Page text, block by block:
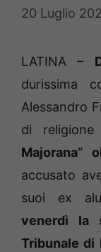
20 Luglio
LATINA –
durissima
Alessandro
di
Majorana”
accusato
suoi ex
venerdì la
Tribunale di